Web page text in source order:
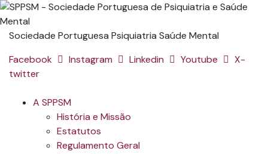
Sociedade Portuguesa Psiquiatria Saúde Mental
Facebook
Instagram Linkedin Youtube
X-
twitter
A SPPSM
História e Missão
Estatutos
Regulamento Geral